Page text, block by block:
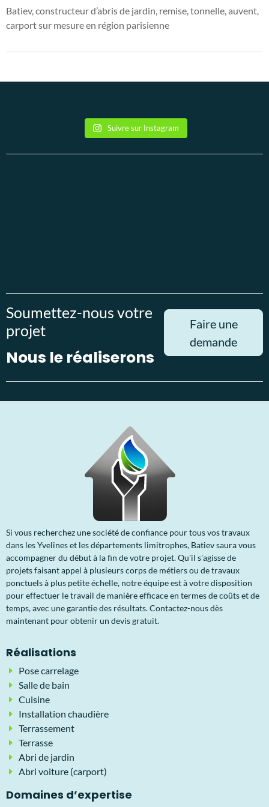
Batiev, constructeur d’abris de jardin, remise, tonnelle, auvent,
carport sur mesure en région parisienne
Suivre sur Instagram
Soumettez-nous votre
projet
Nous le réaliserons
Faire une
demande
Si vous recherchez une société de confiance pour tous vos travaux
dans les Yvelines et les départements limitrophes, Batiev saura vous
accompagner du début à la fin de votre projet. Qu'il s'agisse de
projets faisant appel à plusieurs corps de métiers ou de travaux
ponctuels à plus petite échelle, notre équipe est à votre disposition
pour effectuer le travail de manière efficace en termes de coûts et de
temps, avec une garantie des résultats. Contactez-nous dès
maintenant pour obtenir un devis gratuit.
Réalisations
Pose carrelage
Salle de bain
Cuisine
Installation chaudière
Terrassement
Terrasse
Abri de jardin
Abri voiture (carport)
Domaines d’expertise